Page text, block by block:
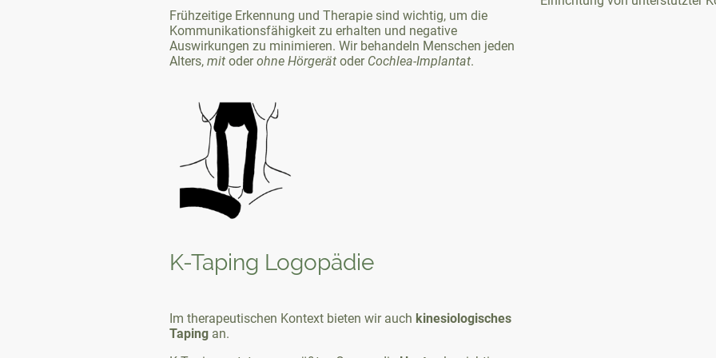
Frühzeitige Erkennung und Therapie sind wichtig, um die
Kommunikationsfähigkeit zu erhalten und negative
Auswirkungen zu minimieren. Wir behandeln Menschen jeden
Alters, mit oderohne Hörgerät oder Cochlea-Implantat.
K-Taping Logopädie
Im therapeutischen Kontext bieten wir auch kinesiologisches
Taping an.